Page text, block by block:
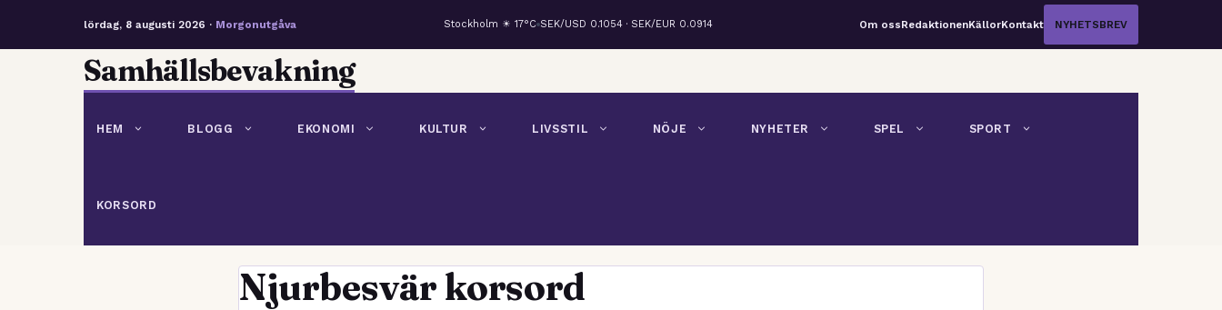
lördag, 8 augusti 2026 · Morgonutgåva Stockholm ☀ 17°C SEK/USD 0.1054 · SEK/EUR 0.0914 Om ossRedaktionenKällorKontakt NYHETSBREV
Samhällsbevakning
HEM BLOGG EKONOMI KULTUR LIVSSTIL NÖJE NYHETER SPEL SPORT
KORSORD
Njurbesvär korsord